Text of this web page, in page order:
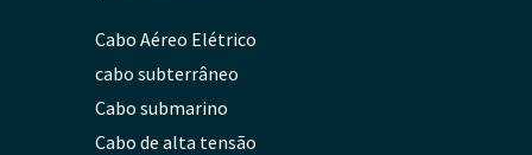
Cabo Aéreo Elétrico
cabo subterrâneo
Cabo submarino
Cabo de alta tensão